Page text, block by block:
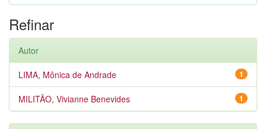
Refinar
Autor
1
LIMA, Mônica de Andrade
1
MILITÃO, Vivianne Benevides